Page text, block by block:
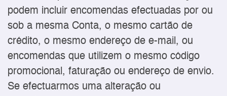
podem incluir encomendas efectuadas por ou
sob a mesma Conta, o mesmo cartão de
crédito, o mesmo endereço de e-mail, ou
encomendas que utilizem o mesmo código
promocional, faturação ou endereço de envio.
Se efectuarmos uma alteração ou